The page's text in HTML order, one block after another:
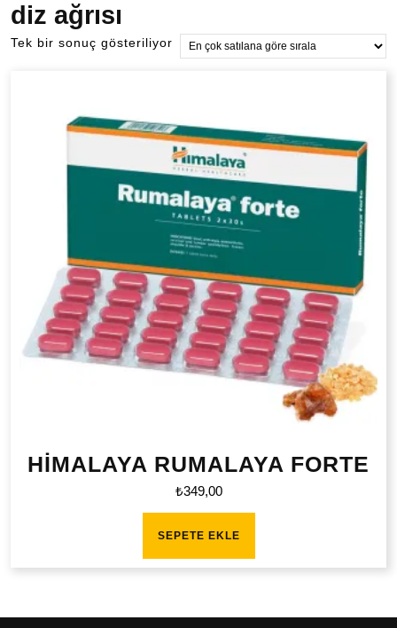
diz ağrısı
Tek bir sonuç gösteriliyor
HİMALAYA RUMALAYA FORTE
₺349,00
SEPETE EKLE